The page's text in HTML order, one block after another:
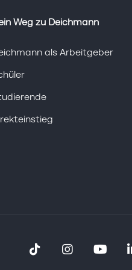
Weg zu Deichmann
als Arbeitgeber
Tiktok